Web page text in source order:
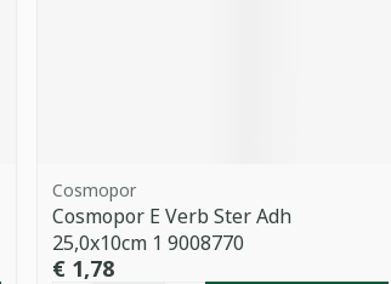
Cosmopor
Cosmopor E Verb Ster Adh
25,0x10cm 1 9008770
€ 1,78